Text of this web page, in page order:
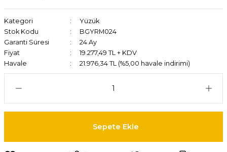
Kategori
Yüzük
Stok Kodu
BGYRM024
Garanti Süresi
24 Ay
Fiyat
19.277,49 TL + KDV
Havale
21.976,34 TL (%5,00 havale indirimi)
Sepete Ekle